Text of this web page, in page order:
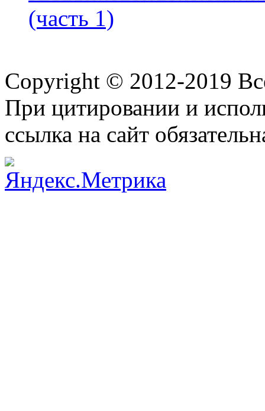
(часть 1)
Copyright © 2012-2019
При цитировании и
ссылка на сайт